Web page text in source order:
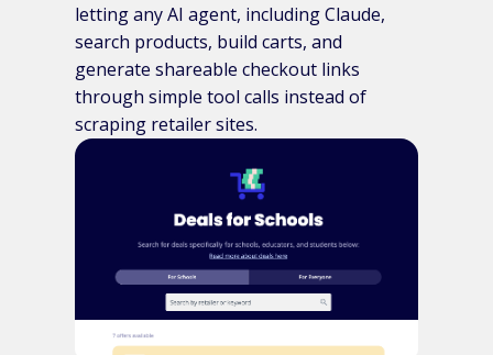
letting any AI agent, including Claude,
search products, build carts, and
generate shareable checkout links
through simple tool calls instead of
scraping retailer sites.